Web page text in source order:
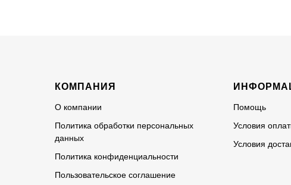
КОМПАНИЯ
О компании
Политика обработки персональных
данных
Политика конфиденциальности
Пользовательское соглашение
Помощь
Условия
Условия